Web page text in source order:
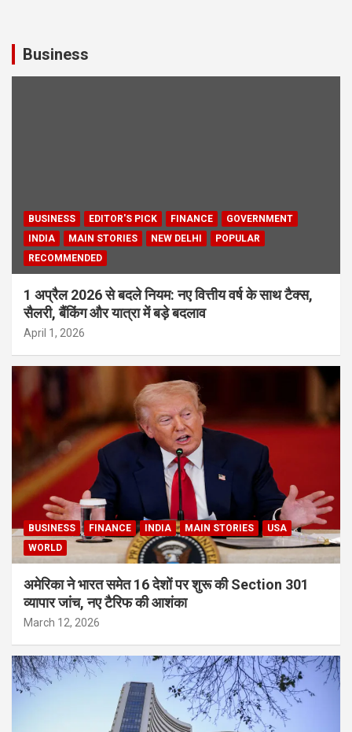
Business
BUSINESS EDITOR'S PICK FINANCE
GOVERNMENT
INDIA
MAIN STORIES NEW DELHI
POPULAR
RECOMMENDED
1 अप्रैल 2026 से बदले नियम: नए वित्तीय वर्ष के साथ टैक्स,
सैलरी, बैंकिंग और यात्रा में बड़े बदलाव
April 1, 2026
BUSINESS FINANCE INDIA MAIN STORIES
USA
WORLD
अमेरिका ने भारत समेत 16 देशों पर शुरू की Section 301
व्यापार जांच, नए टैरिफ की आशंका
March 12, 2026